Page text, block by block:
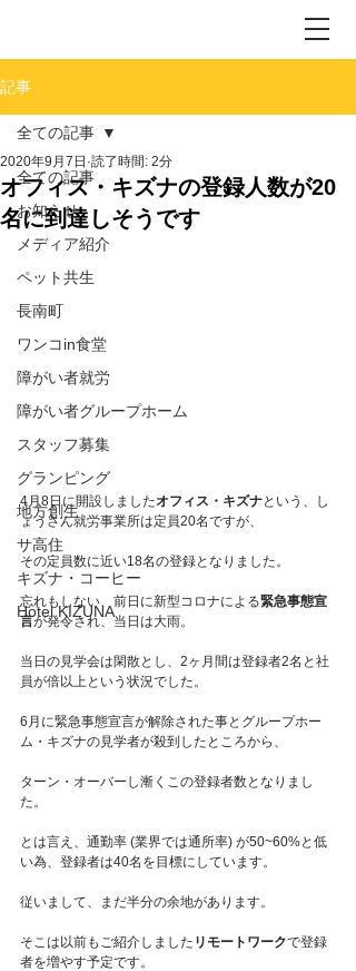
記事
全ての記事
お知らせ
メディア紹介
ペット共生
長南町
ワンコin食堂
障がい者就労
障がい者グループホーム
スタッフ募集
グランピング
地方創生
サ高住
キズナ・コーヒー
Hotel KIZUNA
全ての記事
オフィス・キズナの登録人数が20
名に到達しそうです
2020年9月7日 読了時間: 2分
4月8日に開設しましたオフィス・キズナという、し
ょうさん就労事業所は定員20名ですが、
その定員数に近い18名の登録となりました。
忘れもしない、前日に新型コロナによる緊急事態宣
言が発令され、当日は大雨。
当日の見学会は閑散とし、2ヶ月間は登録者2名と社
員が倍以上という状況でした。
6月に緊急事態宣言が解除された事とグループホー
ム・キズナの見学者が殺到したところから、
ターン・オーバーし漸くこの登録者数となりまし
た。
とは言え、通勤率 (業界では通所率) が50~60%と低
い為、登録者は40名を目標にしています。
従いまして、まだ半分の余地があります。
そこは以前もご紹介しました リモートワークで登録
者を増やす予定です。